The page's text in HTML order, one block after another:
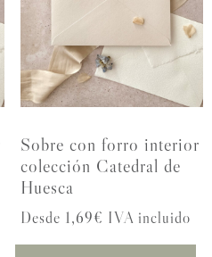
Sobre con forro interior
colección Catedral de
Huesca
Desde 1,69€ IVA incluido